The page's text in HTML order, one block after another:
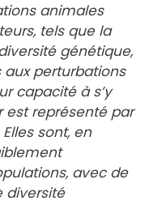
animales
tels que la
génétique,
perturbations
capacité à s’y
est représenté par
sont, en
avec de
diversité